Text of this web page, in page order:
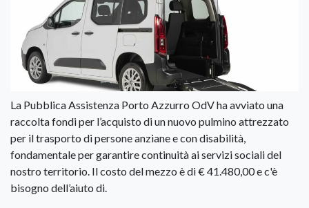
La Pubblica Assistenza Porto Azzurro OdV ha avviato una
raccolta fondi per l’acquisto di un nuovo pulmino attrezzato
per il trasporto di persone anziane e con disabilità,
fondamentale per garantire continuità ai servizi sociali del
nostro territorio. Il costo del mezzo è di € 41.480,00 e c'è
bisogno dell’aiuto di.